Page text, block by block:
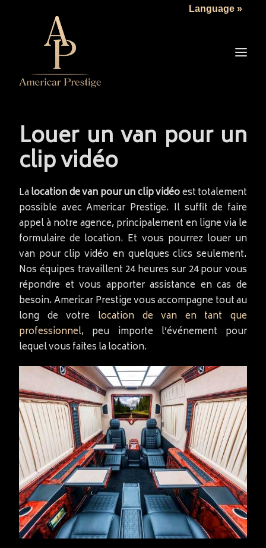
LA SOCIÉTÉ
LES VÉHICULES
TARIFS
NOUS CONTACTER
Louer un van pour un
clip vidéo
Lalocation de van pour un clip vidéoest totalement
possible avec Americar Prestige. Il suffit de faire
appel à notre agence, principalement en ligne via le
formulaire de location. Et vous pourrez louer un
van pour clip vidéo en quelques clics seulement.
Nos équipes travaillent 24 heures sur 24 pour vous
répondre et vous apporter assistance en cas de
besoin. Americar Prestige vous accompagne tout au
long de votre location de van en tant que
professionnel, peu importe l’événement pour
lequel vous faites la location.
Language »